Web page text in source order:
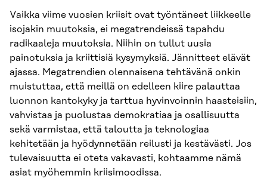
Vaikka viime vuosien kriisit ovat työntäneet liikkeelle
isojakin muutoksia, ei megatrendeissä tapahdu
radikaaleja muutoksia. Niihin on tullut uusia
painotuksia ja kriittisiä kysymyksiä. Jännitteet elävät
ajassa. Megatrendien olennaisena tehtävänä onkin
muistuttaa, että meillä on edelleen kiire palauttaa
luonnon kantokyky ja tarttua hyvinvoinnin haasteisiin,
vahvistaa ja puolustaa demokratiaa ja osallisuutta
sekä varmistaa, että taloutta ja teknologiaa
kehitetään ja hyödynnetään reilusti ja kestävästi. Jos
tulevaisuutta ei oteta vakavasti, kohtaamme nämä
asiat myöhemmin kriisimoodissa.